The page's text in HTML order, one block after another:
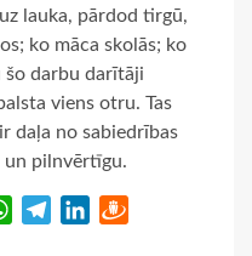
lauka, pārdod tirgū,
ko māca skolās; ko
šo darbu darītāji
viens otru. Tas
daļa no sabiedrības
un pilnvērtīgu.
WhatsApp
TelegramLinkedIn